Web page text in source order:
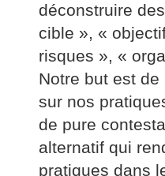
déconstruire
cible », «
risques », «
Notre but est de
sur nos
de pure
alternatif qui
pratiques dans